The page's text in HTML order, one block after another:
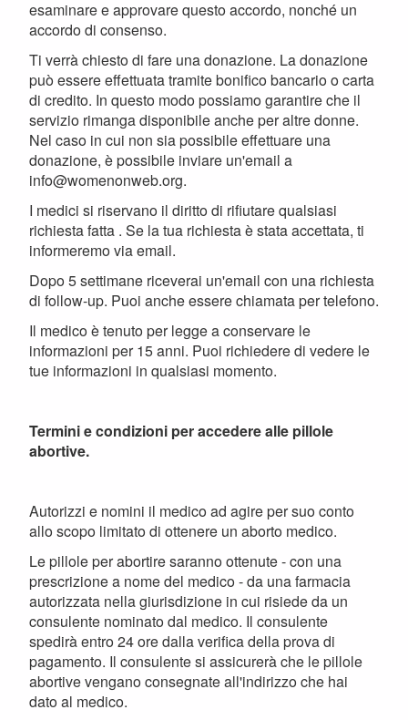
esaminare e approvare questo accordo, nonché un
accordo di consenso.
Ti verrà chiesto di fare una donazione. La donazione
può essere effettuata tramite bonifico bancario o carta
di credito. In questo modo possiamo garantire che il
servizio rimanga disponibile anche per altre donne.
Nel caso in cui non sia possibile effettuare una
donazione, è possibile inviare un'email a
info@womenonweb.org.
I medici si riservano il diritto di rifiutare qualsiasi
richiesta fatta . Se la tua richiesta è stata accettata, ti
informeremo via email.
Dopo 5 settimane riceverai un'email con una richiesta
di follow-up. Puoi anche essere chiamata per telefono.
Il medico è tenuto per legge a conservare le
informazioni per 15 anni. Puoi richiedere di vedere le
tue informazioni in qualsiasi momento.
Termini e condizioni per accedere alle pillole
abortive.
Autorizzi e nomini il medico ad agire per suo conto
allo scopo limitato di ottenere un aborto medico.
Le pillole per abortire saranno ottenute - con una
prescrizione a nome del medico - da una farmacia
autorizzata nella giurisdizione in cui risiede da un
consulente nominato dal medico. Il consulente
spedirà entro 24 ore dalla verifica della prova di
pagamento. Il consulente si assicurerà che le pillole
abortive vengano consegnate all'indirizzo che hai
dato al medico.